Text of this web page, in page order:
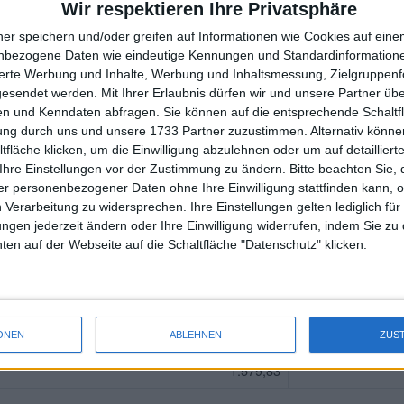
Wir respektieren Ihre Privatsphäre
speichern und/oder greifen auf Informationen wie Cookies auf
Daten wie eindeutige Kennungen und
Werbung und Inhalte, Werbung und Inhaltsmessung,
werden.
Mit Ihrer Erlaubnis dürfen wir und unsere Partner
und Kenndaten abfragen. Sie können auf die entsprechende
durch uns und unsere 1733 Partner zuzustimmen. Alternativ
klicken, um die Einwilligung abzulehnen oder um auf
Einstellungen vor der Zustimmung zu ändern.
Bitte beachten Sie,
personenbezogener Daten ohne Ihre Einwilligung stattfinden kann,
Verarbeitung zu widersprechen. Ihre Einstellungen gelten lediglich
jederzeit ändern oder Ihre Einwilligung widerrufen, indem Sie zu
auf der Webseite auf die Schaltfläche "Datenschutz" klicken.
ABLEHNEN
244,26
1.898,98
36.800,00
3.538,10
23.375,00
1.346,70
1.516,02
746,77
1.579,83